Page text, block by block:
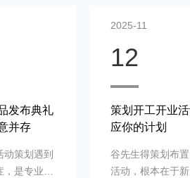
发布典礼
并存
策划遇到
是专业新
2025-11
12
策划开工开业
应你的计划
谷先生得策划布
活动，根本在于